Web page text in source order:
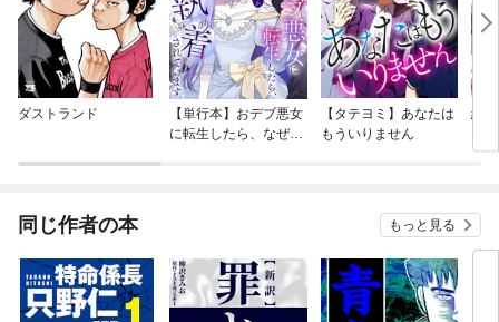
ダストランド
【単行本】おデブ悪女
に転生したら、なぜか
【タテヨミ】あなたは
もういりません
結
同じ作者の本 もっと見る